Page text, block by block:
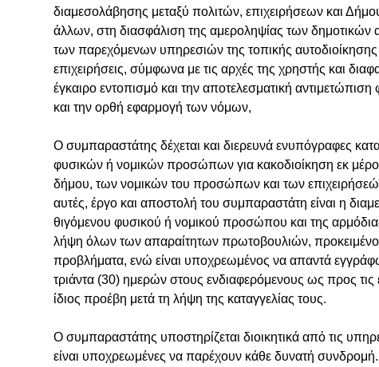
διαμεσολάβησης μεταξύ πολιτών, επιχειρήσεων και
άλλων, στη διασφάλιση της αμεροληψίας των δημοτικών
των παρεχόμενων υπηρεσιών της τοπικής αυτοδιοίκησης
επιχειρήσεις, σύμφωνα με τις αρχές της χρηστής και
έγκαιρο εντοπισμό και την αποτελεσματική
και την ορθή εφαρμογή των νόμων,
Ο συμπαραστάτης δέχεται και διερευνά ενυπόγραφες
φυσικών ή νομικών προσώπων για κακοδιοίκηση εκ
δήμου, των νομικών του προσώπων και των
αυτές, έργο και αποστολή του συμπαραστάτη είναι η
θιγόμενου φυσικού ή νομικού προσώπου και της
λήψη όλων των απαραίτητων πρωτοβουλιών,
προβλήματα, ενώ είναι υποχρεωμένος να απαντά
τριάντα (30) ημερών στους ενδιαφερόμενους ως προς τις
ίδιος προέβη μετά τη λήψη της καταγγελίας τους.
Ο συμπαραστάτης υποστηρίζεται διοικητικά από τις
είναι υποχρεωμένες να παρέχουν κάθε δυνατή